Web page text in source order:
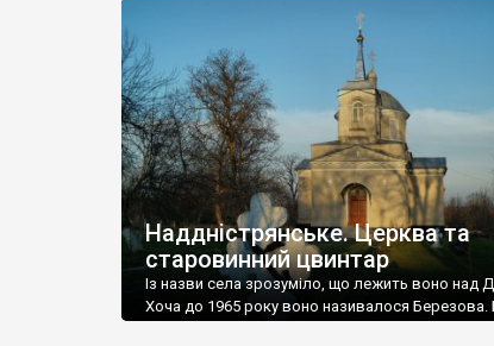
виявилося більше семи гектарів. Перше
абсолютну звичайність польського цвинтаря
оманливим – […]
Наддністрянське. Церква та
старовинний цвинтар
Із назви села зрозуміло, що лежить воно над
Хоча до 1965 року воно називалося Березова.